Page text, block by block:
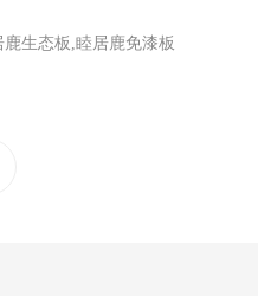
生态板,睦居鹿免漆板